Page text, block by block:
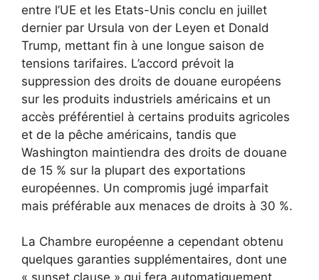
entre l’UE et les Etats-Unis conclu en juillet
dernier par Ursula von der Leyen et Donald
Trump, mettant fin à une longue saison de
tensions tarifaires. L’accord prévoit la
suppression des droits de douane européens
sur les produits industriels américains et un
accès préférentiel à certains produits agricoles
et de la pêche américains, tandis que
Washington maintiendra des droits de douane
de 15 % sur la plupart des exportations
européennes. Un compromis jugé imparfait
mais préférable aux menaces de droits à 30 %.
La Chambre européenne a cependant obtenu
quelques garanties supplémentaires, dont une